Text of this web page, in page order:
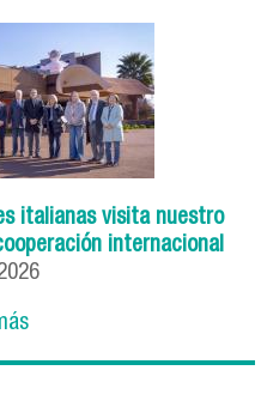
italianas visita nuestro
internacional